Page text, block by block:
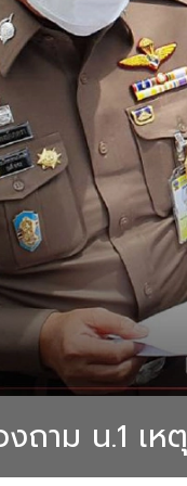
ถาม น.1 เ